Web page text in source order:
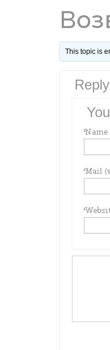
This topic is
Name
Mail